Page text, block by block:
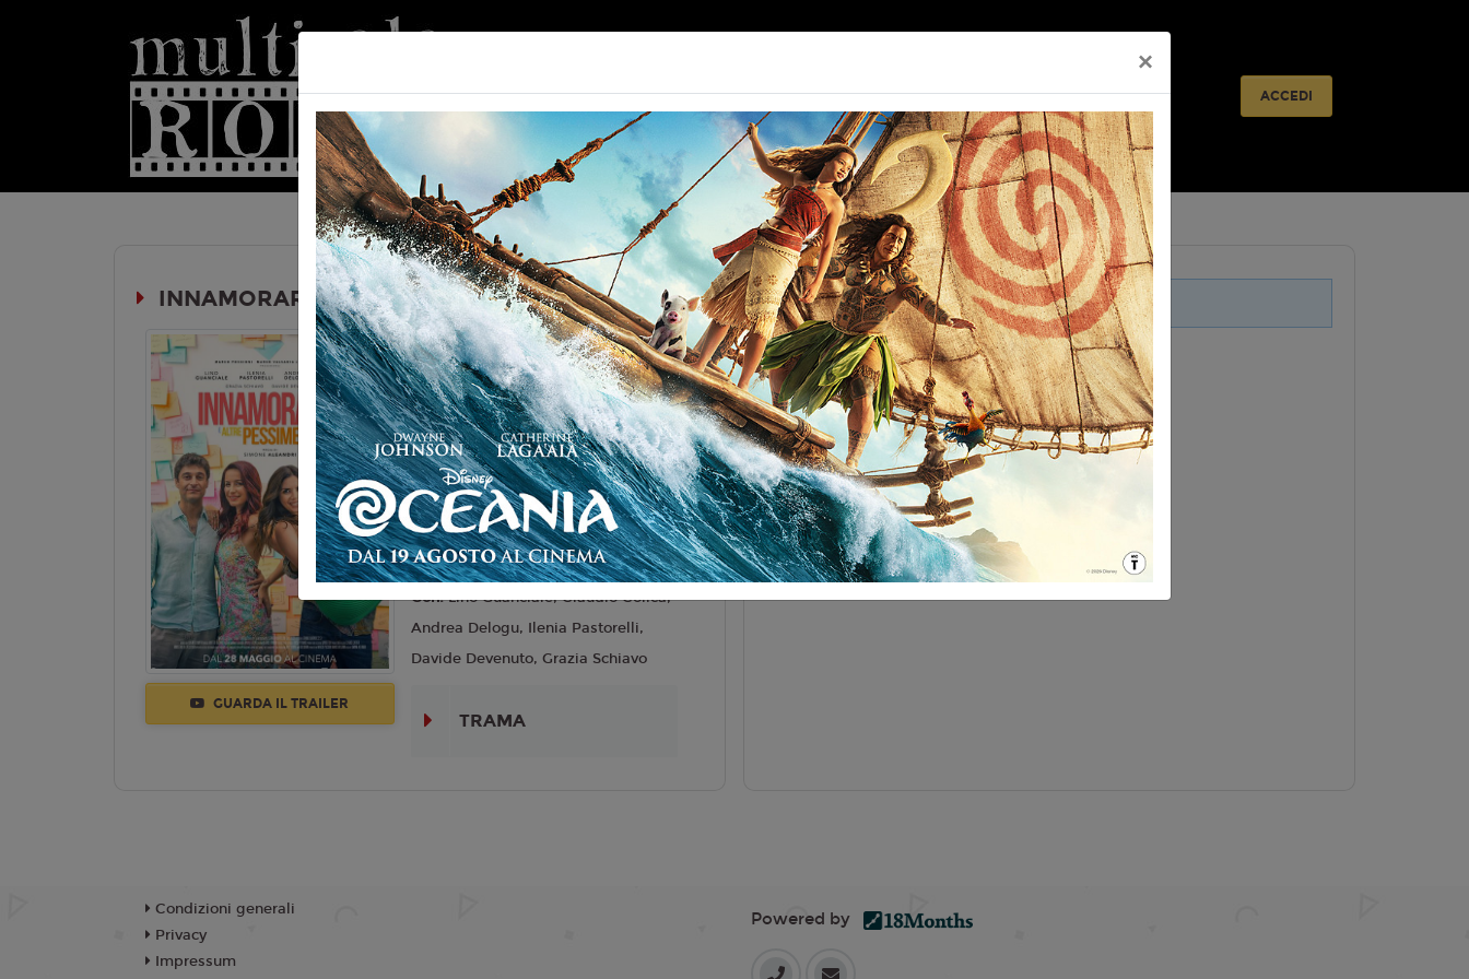
Home | Biglietteria Prossimamente Tariffe Contatti ACCEDI
INNAMORARSI E ALTRE PESSIME IDEE
GUARDA IL TRAILER
Durata: 96 min
Genere:Commedia, Romance
Lingua:Italiano
Regia:Simone Aleandri
Anno:2026
Con:Lino Guanciale, Claudio Colica,
Andrea Delogu, Ilenia Pastorelli,
Davide Devenuto, Grazia Schiavo
TRAMA
Non ci sono spettacoli legati a questo evento.
×
Condizioni generali
Privacy
Impressum
Powered by